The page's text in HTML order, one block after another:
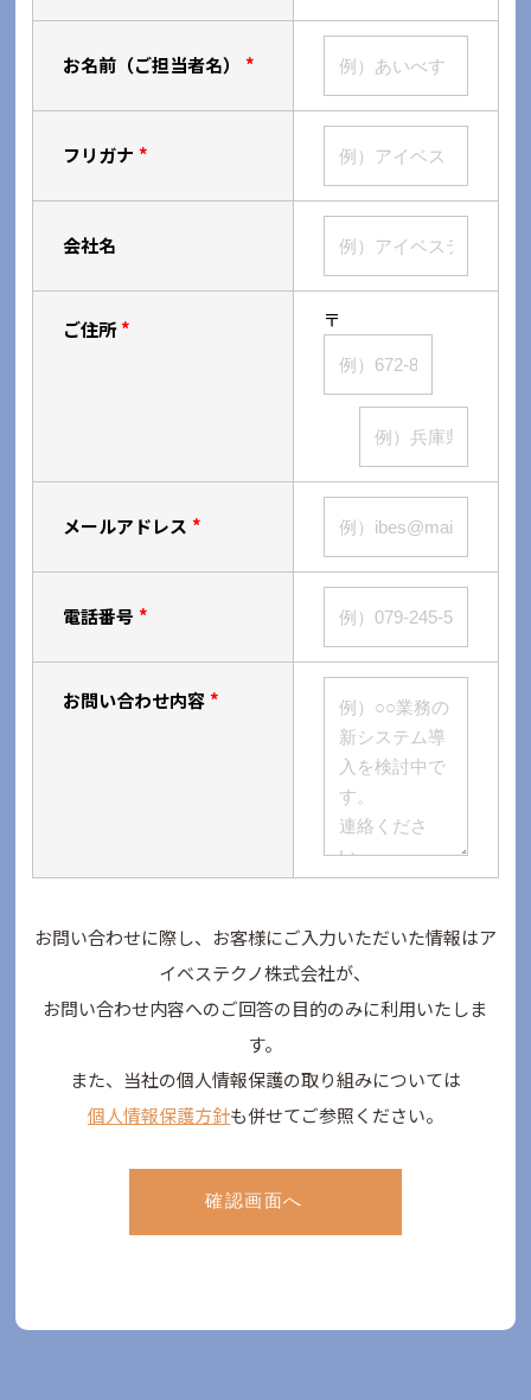
お名前（ご担当者名） *
フリガナ *
会社名
ご住所* 〒
メールアドレス *
電話番号 *
お問い合わせ内容*
お問い合わせに際し、お客様にご入力いただいた情報はア
イベステクノ株式会社が、
お問い合わせ内容へのご回答の目的のみに利用いたしま
す。
また、当社の個人情報保護の取り組みについては
個人情報保護方針も併せてご参照ください。